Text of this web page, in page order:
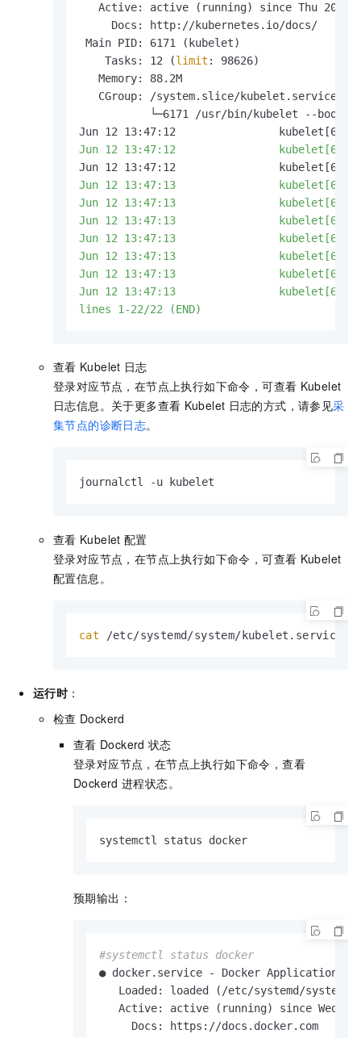
Active: active (running) since Thu
     Docs: http://kubernetes.io/docs/
Main PID: 6171 (kubelet)
    Tasks: 12 (
limit : 98626)
   Memory: 88.2M
   CGroup: /system.slice/kubelet.service
└─6171 /usr/bin/kubelet --
Jun 12 13:47:12                kubelet[6171]:
Jun 12 13:47:12                kubelet[6171]:
Jun 12 13:47:12                kubelet[6171]:
Jun 12 13:47:13                kubelet[6171]:
Jun 12 13:47:13                kubelet[6171]:
Jun 12 13:47:13                kubelet[6171]:
Jun 12 13:47:13                kubelet[6171]:
Jun 12 13:47:13                kubelet[6171]:
Jun 12 13:47:13                kubelet[6171]:
Jun 12 13:47:13                kubelet[6171]:
lines 1-22/22 (END)
查看 Kubelet 日志
登录对应节点，在节点上执行如下命令，可查看 Kubelet
日志信息。关于更多查看 Kubelet 日志的方式，请参见采
集节点的诊断日志。
journalctl -u kubelet
查看 Kubelet 配置
登录对应节点，在节点上执行如下命令，可查看 Kubelet
配置信息。
cat /etc/systemd/system/kubelet.service.d/
运行时 ：
检查 Dockerd
查看 Dockerd 状态
登录对应节点，在节点上执行如下命令，查看
Dockerd 进程状态。
systemctl status docker
预期输出：
#systemctl status docker
● docker.service - Docker Application
Loaded: loaded (/etc/systemd/system/
Active: active (running) since Wed
     Docs: https://docs.docker.com